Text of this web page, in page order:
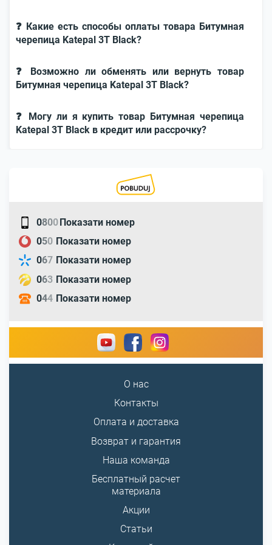
❓ Какие есть способы оплаты товара Битумная
черепица Katepal 3T Black?
❓ Возможно ли обменять или вернуть товар
Битумная черепица Katepal 3T Black?
❓ Могу ли я купить товар Битумная черепица
Katepal 3T Black в кредит или рассрочку?
0800Показати номер
050 Показати номер
067 Показати номер
063 Показати номер
044 Показати номер
О нас
Контакты
Оплата и доставка
Возврат и гарантия
Наша команда
Бесплатный расчет
материала
Акции
Статьи